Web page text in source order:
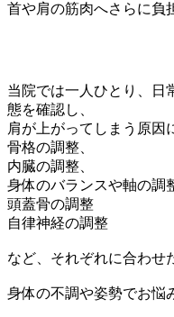
首や肩の筋肉へさらに負
当院では一人ひとり、日
態を確認し、
肩が上がってしまう原因
骨格の調整、
内臓の調整、
身体のバランスや軸の調
頭蓋骨の調整
自律神経の調整
など、それぞれに合わせ
身体の不調や姿勢でお悩